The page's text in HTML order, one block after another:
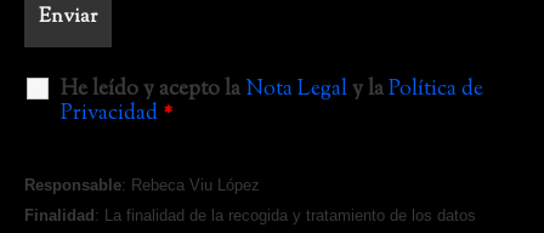
He leído y acepto laNota Legaly laPolítica de
Privacidad*
Responsable: Rebeca Viu López
Finalidad : La finalidad de la recogida y tratamiento de los datos